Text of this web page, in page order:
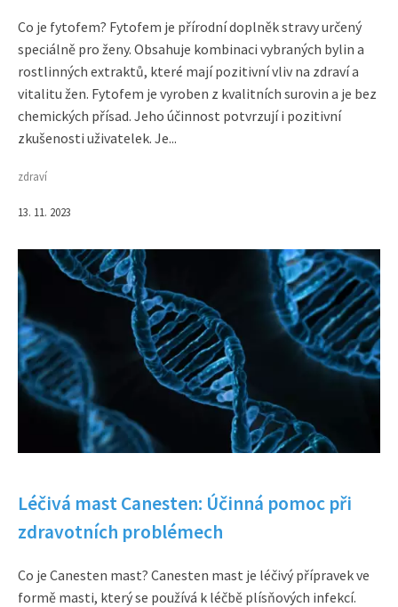
Co je fytofem? Fytofem je přírodní doplněk stravy určený
speciálně pro ženy. Obsahuje kombinaci vybraných bylin a
rostlinných extraktů, které mají pozitivní vliv na zdraví a
vitalitu žen. Fytofem je vyroben z kvalitních surovin a je bez
chemických přísad. Jeho účinnost potvrzují i pozitivní
zkušenosti uživatelek. Je...
zdraví
13. 11. 2023
Léčivá mast Canesten: Účinná pomoc při
zdravotních problémech
Co je Canesten mast? Canesten mast je léčivý přípravek ve
formě masti, který se používá k léčbě plísňových infekcí.